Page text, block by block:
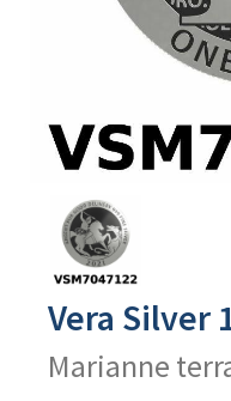
produit
Vera Silver
Marianne